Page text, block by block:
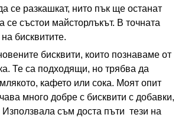
се разкашкат, нито пък ще останат
се състои майсторлъкът. В точната
бисквитите.
бисквити, които познаваме от
Те са подходящи, но трябва да
кафето или сока. Моят опит
много добре с бисквити с добавки,
съм доста пъти тези на